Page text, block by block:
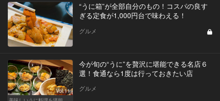
“うに箱”が全部自分のもの！コスパの良す
ぎる定食が1,000円台で味わえる！
グルメ
Vol.11
今が旬の“うに”を贅沢に堪能できる名店６
選！食通なら1度は行っておきたい店
グルメ